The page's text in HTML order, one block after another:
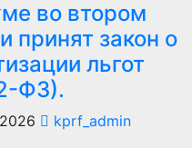
во втором
принят закон о
льгот
ФЗ).
kprf_admin